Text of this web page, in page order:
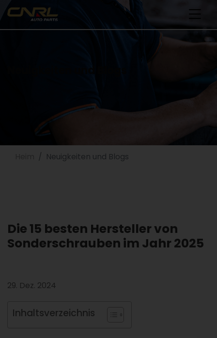
Neuigkeiten und Blogs
Die 15 besten Hersteller von
Sonderschrauben im Jahr 2025
29. Dez. 2024
Inhaltsverzeichnis